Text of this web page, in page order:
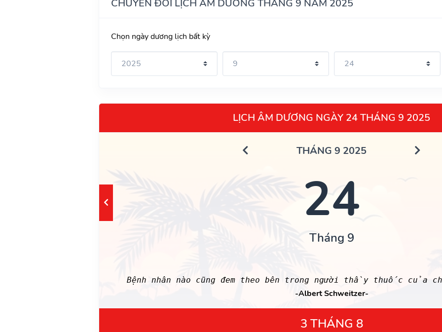
CHUYỂN ĐỔI LỊCH ÂM DƯƠNG THÁNG 9 NĂM 2025
Chọn ngày dương lịch bất kỳ
LỊCH ÂM DƯƠNG NGÀY 24 THÁNG 9 2025
THÁNG 9 2025
24
Tháng 9
Bệnh nhân nào cũng đem theo bên trong người thầy thuốc của
-Albert Schweitzer-
3 THÁNG 8